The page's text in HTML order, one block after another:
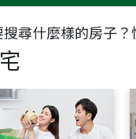
尋什麼樣的房子？